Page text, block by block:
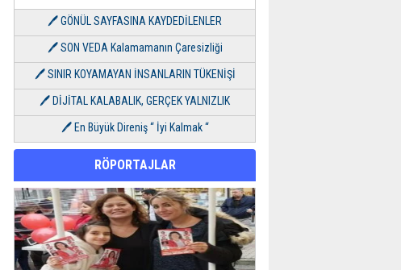
🖊 GÖNÜL SAYFASINA KAYDEDİLENLER
🖊 SON VEDA Kalamamanın Çaresizliği
🖊 SINIR KOYAMAYAN İNSANLARIN TÜKENİŞİ
🖊 DİJİTAL KALABALIK, GERÇEK YALNIZLIK
🖊 En Büyük Direniş “ İyi Kalmak “
RÖPORTAJLAR